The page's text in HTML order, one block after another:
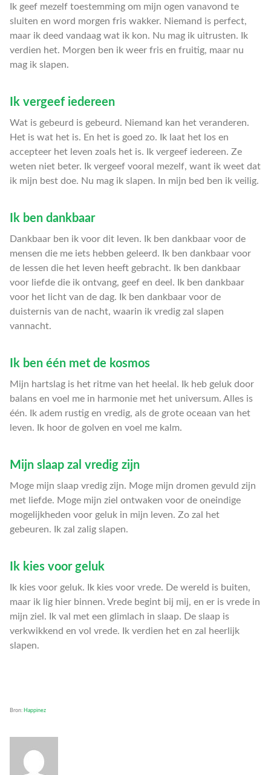
Ik geef mezelf toestemming om mijn ogen vanavond te
sluiten en word morgen fris wakker. Niemand is perfect,
maar ik deed vandaag wat ik kon. Nu mag ik uitrusten. Ik
verdien het. Morgen ben ik weer fris en fruitig, maar nu
mag ik slapen.
Ik vergeef iedereen
Wat is gebeurd is gebeurd. Niemand kan het veranderen.
Het is wat het is. En het is goed zo. Ik laat het los en
accepteer het leven zoals het is. Ik vergeef iedereen. Ze
weten niet beter. Ik vergeef vooral mezelf, want ik weet dat
ik mijn best doe. Nu mag ik slapen. In mijn bed ben ik veilig.
Ik ben dankbaar
Dankbaar ben ik voor dit leven. Ik ben dankbaar voor de
mensen die me iets hebben geleerd. Ik ben dankbaar voor
de lessen die het leven heeft gebracht. Ik ben dankbaar
voor liefde die ik ontvang, geef en deel. Ik ben dankbaar
voor het licht van de dag. Ik ben dankbaar voor de
duisternis van de nacht, waarin ik vredig zal slapen
vannacht.
Ik ben één met de kosmos
Mijn hartslag is het ritme van het heelal. Ik heb geluk door
balans en voel me in harmonie met het universum. Alles is
één. Ik adem rustig en vredig, als de grote oceaan van het
leven. Ik hoor de golven en voel me kalm.
Mijn slaap zal vredig zijn
Moge mijn slaap vredig zijn. Moge mijn dromen gevuld zijn
met liefde. Moge mijn ziel ontwaken voor de oneindige
mogelijkheden voor geluk in mijn leven. Zo zal het
gebeuren. Ik zal zalig slapen.
Ik kies voor geluk
Ik kies voor geluk. Ik kies voor vrede. De wereld is buiten,
maar ik lig hier binnen. Vrede begint bij mij, en er is vrede in
mijn ziel. Ik val met een glimlach in slaap. De slaap is
verkwikkend en vol vrede. Ik verdien het en zal heerlijk
slapen.
Bron: Happinez